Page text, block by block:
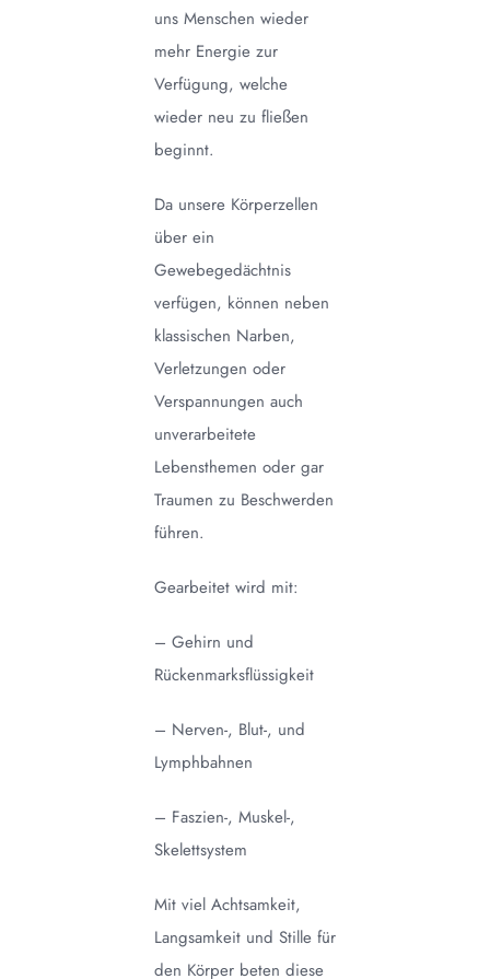
uns Menschen wieder
mehr Energie zur
Verfügung, welche
wieder neu zu fließen
beginnt.
Da unsere Körperzellen
über ein
Gewebegedächtnis
verfügen, können neben
klassischen Narben,
Verletzungen oder
Verspannungen auch
unverarbeitete
Lebensthemen oder gar
Traumen zu Beschwerden
führen.
Gearbeitet wird mit:
– Gehirn und
Rückenmarksflüssigkeit
– Nerven-, Blut-, und
Lymphbahnen
– Faszien-, Muskel-,
Skelettsystem
Mit viel Achtsamkeit,
Langsamkeit und Stille für
den Körper beten diese